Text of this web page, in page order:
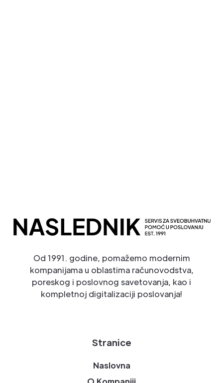
Od 1991. godine, pomažemo modernim
kompanijama u oblastima računovodstva,
poreskog i poslovnog savetovanja, kao i
kompletnoj digitalizaciji poslovanja!
Stranice
Naslovna